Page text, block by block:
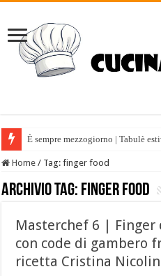
È sempre mezzogiorno | Tabulè
È sempre mezzogiorno | Dolce alle
Home / Tag:finger food
Archivio tag: finger food
Masterchef 6 | Finger
con code di gambero
ricetta Cristina